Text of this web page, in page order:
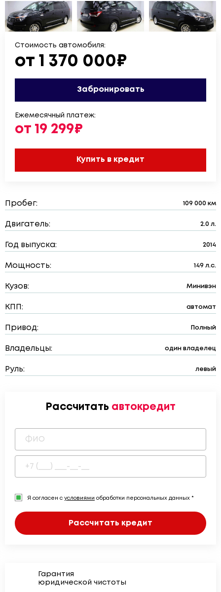
Стоимость автомобиля:
от 1 370 000₽
Забронировать
Ежемесячный платеж:
от 19 299₽
Купить в кредит
Пробег: 109 000 км
Двигатель: 2.0 л.
Год выпуска: 2014
Мощность: 149 л.с.
Кузов: Минивэн
КПП: автомат
Привод: Полный
Владельцы: один владелец
Руль: левый
Рассчитать автокредит
Я согласен с условиями обработки персональных данных *
Рассчитать кредит
Гарантия
юридической чистоты